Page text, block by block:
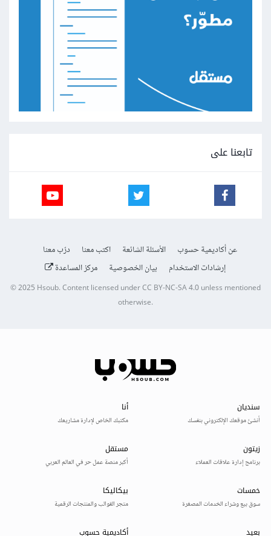
تابعنا على
عن أكاديمية حسوب الأسئلة الشائعة اكتب معنا
درّب معنا
إرشادات الاستخدام
بيان الخصوصية مركز المساعدة
© 2025Hsoub.Content licensed underCC BY-NC-SA 4.0unless mentioned
otherwise.